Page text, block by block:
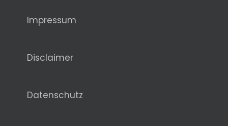
Impressum
Disclaimer
Datenschutz